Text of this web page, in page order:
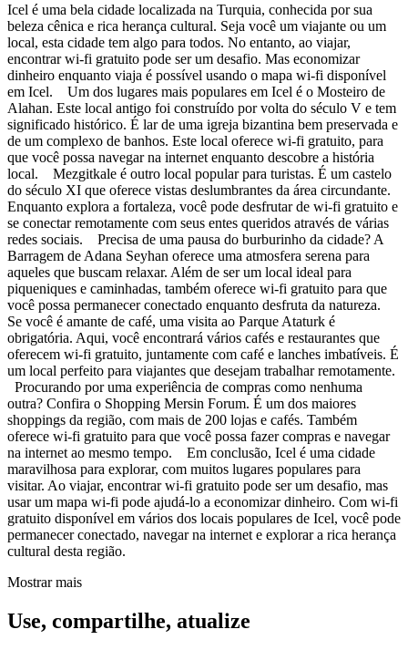
Icel é uma bela cidade localizada na Turquia, conhecida por sua
beleza cênica e rica herança cultural. Seja você um viajante ou um
local, esta cidade tem algo para todos. No entanto, ao viajar,
encontrar wi-fi gratuito pode ser um desafio. Mas economizar
dinheiro enquanto viaja é possível usando o mapa wi-fi disponível
em Icel. Um dos lugares mais populares em Icel é o Mosteiro de
Alahan. Este local antigo foi construído por volta do século V e tem
significado histórico. É lar de uma igreja bizantina bem preservada e
de um complexo de banhos. Este local oferece wi-fi gratuito, para
que você possa navegar na internet enquanto descobre a história
local. Mezgitkale é outro local popular para turistas. É um castelo
do século XI que oferece vistas deslumbrantes da área circundante.
Enquanto explora a fortaleza, você pode desfrutar de wi-fi gratuito e
se conectar remotamente com seus entes queridos através de várias
redes sociais. Precisa de uma pausa do burburinho da cidade? A
Barragem de Adana Seyhan oferece uma atmosfera serena para
aqueles que buscam relaxar. Além de ser um local ideal para
piqueniques e caminhadas, também oferece wi-fi gratuito para que
você possa permanecer conectado enquanto desfruta da natureza.
Se você é amante de café, uma visita ao Parque Ataturk é
obrigatória. Aqui, você encontrará vários cafés e restaurantes que
oferecem wi-fi gratuito, juntamente com café e lanches imbatíveis. É
um local perfeito para viajantes que desejam trabalhar remotamente.
Procurando por uma experiência de compras como nenhuma
outra? Confira o Shopping Mersin Forum. É um dos maiores
shoppings da região, com mais de 200 lojas e cafés. Também
oferece wi-fi gratuito para que você possa fazer compras e navegar
na internet ao mesmo tempo. Em conclusão, Icel é uma cidade
maravilhosa para explorar, com muitos lugares populares para
visitar. Ao viajar, encontrar wi-fi gratuito pode ser um desafio, mas
usar um mapa wi-fi pode ajudá-lo a economizar dinheiro. Com wi-fi
gratuito disponível em vários dos locais populares de Icel, você pode
permanecer conectado, navegar na internet e explorar a rica herança
cultural desta região.
Mostrar mais
Use, compartilhe, atualize